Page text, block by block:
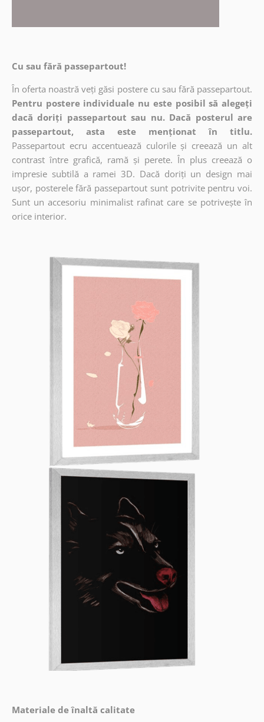
Cu sau fără passepartout!
În oferta noastră veți găsi postere cu sau fără passepartout.
Pentru postere individuale nu este posibil să alegeți
dacă doriți passepartout sau nu. Dacă posterul are
passepartout, asta este menționat în titlu.
Passepartout ecru accentuează culorile și creează un alt
contrast între grafică, ramă și perete. În plus creează o
impresie subtilă a ramei 3D. Dacă doriți un design mai
ușor, posterele fără passepartout sunt potrivite pentru voi.
Sunt un accesoriu minimalist rafinat care se potrivește în
orice interior.
Materiale de înaltă calitate